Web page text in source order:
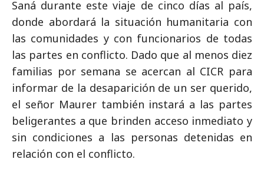
Saná durante este viaje de cinco días al país,
donde abordará la situación humanitaria con
las comunidades y con funcionarios de todas
las partes en conflicto. Dado que al menos diez
familias por semana se acercan al CICR para
informar de la desaparición de un ser querido,
el señor Maurer también instará a las partes
beligerantes a que brinden acceso inmediato y
sin condiciones a las personas detenidas en
relación con el conflicto.